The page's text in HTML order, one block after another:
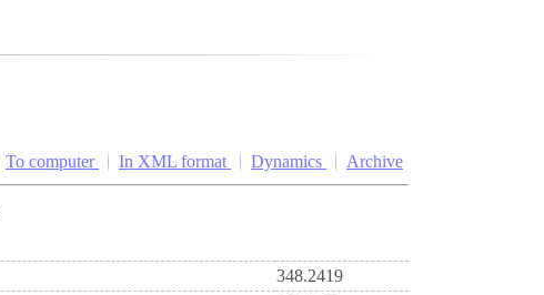
To computer In XML format Dynamics Archive
348.2419